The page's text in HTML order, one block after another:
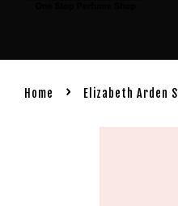
Home › Elizabeth Arden